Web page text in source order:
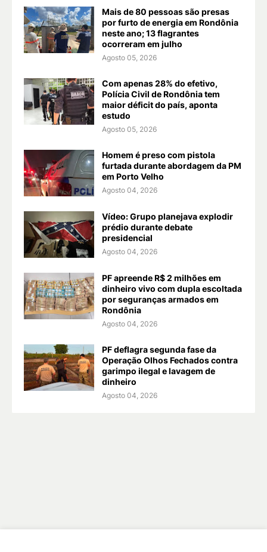
Mais de 80 pessoas são presas
por furto de energia em Rondônia
neste ano; 13 flagrantes
ocorreram em julho
Agosto 05, 2026
Com apenas 28% do efetivo,
Polícia Civil de Rondônia tem
maior déficit do país, aponta
estudo
Agosto 05, 2026
Homem é preso com pistola
furtada durante abordagem da PM
em Porto Velho
Agosto 04, 2026
Vídeo: Grupo planejava explodir
prédio durante debate
presidencial
Agosto 04, 2026
PF apreende R$ 2 milhões em
dinheiro vivo com dupla escoltada
por seguranças armados em
Rondônia
Agosto 04, 2026
PF deflagra segunda fase da
Operação Olhos Fechados contra
garimpo ilegal e lavagem de
dinheiro
Agosto 04, 2026